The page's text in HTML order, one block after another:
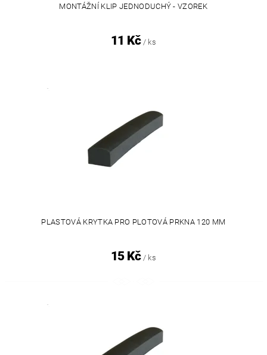
MONTÁŽNÍ KLIP JEDNODUCHÝ - VZOREK
11 Kč / ks
PLASTOVÁ KRYTKA PRO PLOTOVÁ PRKNA 120 MM
15 Kč / ks